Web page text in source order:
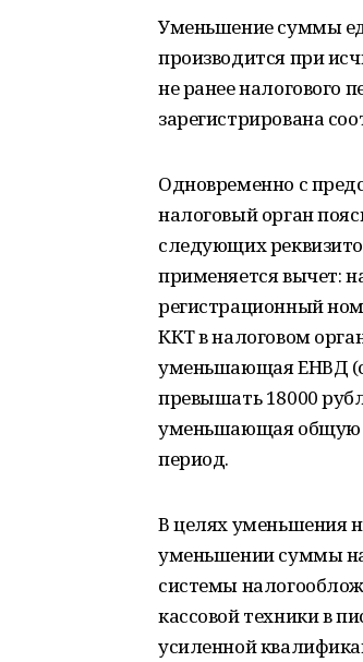
Уменьшение суммы
производится при
не ранее
зарегистрирована
Одновременно с
налоговый орган
следующих
применяется вычет:
регистрационный
ККТ в налоговом
уменьшающая ЕНВД
превышать 18000
уменьшающая общую
период.
В целях уменьшения
уменьшении суммы
системы
кассовой техники в
усиленной